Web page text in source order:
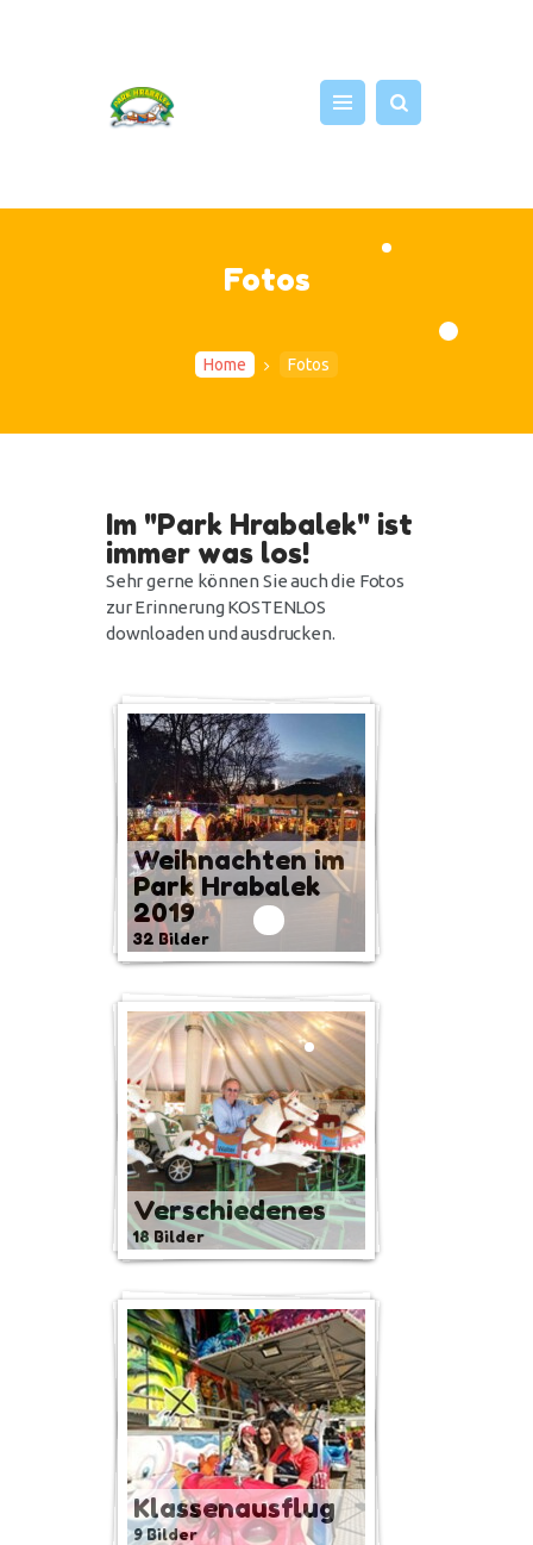
Fotos
Home Fotos
ÜBER UNS
Im "Park Hrabalek" ist
immer was los!
Sehr gerne können Sie auch die Fotos
zur Erinnerung KOSTENLOS
downloaden und ausdrucken.
Weihnachten im
Park Hrabalek
2019
32 Bilder
Verschiedenes
18 Bilder
Klassenausflug
9 Bilder